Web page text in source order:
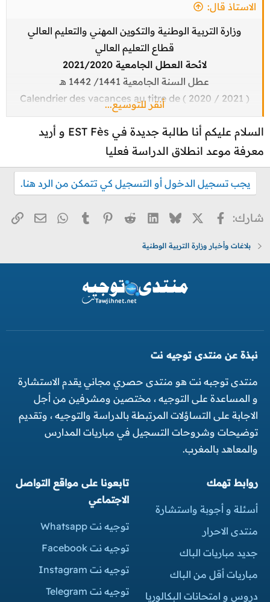
الاستاذ قال:
وزارة التربية الوطنية والتكوين المهني والتعليم العالي
قطاع التعليم العالي
لائحة العطل الجامعية 2021/2020
عطل السنة الجامعية 1441/ 1442 هـ
( 2021 / 2020 ) Calendrier des vacances au titre de
l’année universitaire
مشاهدة المرفق 2837
جدول عطل الموسم الجامعي 2020 / 2021
مشاهدة المرفق 2859
( 2021 / 2020 ) Calendrier des vacances au titre de
أنقر للتوسيع...
السلام عليكم أنا طالبة جديدة في EST Fès و أريد
معرفة موعد انطلاق الدراسة فعليا
يجب تسجيل الدخول أو التسجيل كي تتمكن من الرد هنا.
شارك: فيسبوك
X
Bluesky
LinkedIn
Reddit
Pinterest
Tumblr
WhatsApp
البريد
بلاغات وأخبار وزارة التربية الوطنية
نبذة عن منتدى توجيه نت
منتدى توجبه نت هو منتدى حصري مجاني يقدم الاستشارة
و المساعدة على التوجيه ، مختصين ومشرفين من أجل
الاجابة على التساؤلات المرتبطة بالدراسة والتوجيه ، وتقديم
توضيحات وشروحات التسجيل في مباريات المدارس
والمعاهد بالمغرب.
روابط تهمك
أسئلة و أجوبة واستشارة
منتدى الاحرار
جديد مباريات الباك
مباريات أقل من الباك
دروس و امتحانات البكالوريا
تابعونا على مواقع التواصل
الاجتماعي
توجيه نت Whatsapp
توجيه نت Facebook
توجيه نت Instagram
توجيه نت Telegram